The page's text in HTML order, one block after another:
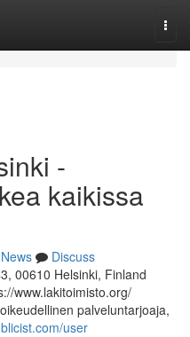
-
kaikissa
News
Discuss
00610 Helsinki, Finland
www.lakitoimisto.org/
palveluntarjoaja,
user